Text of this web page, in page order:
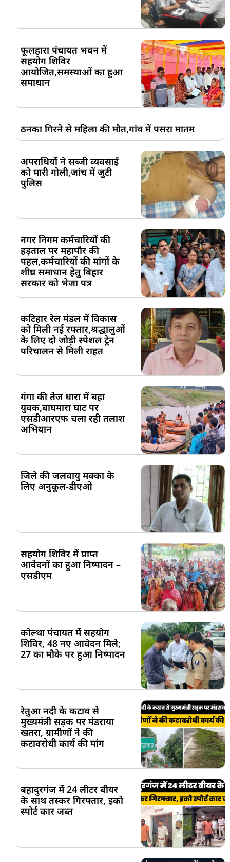
फूलहारा पंचायत भवन में
सहयोग शिविर
आयोजित,समस्याओं का हुआ
समाधान
ठनका गिरने से महिला की मौत,गांव में पसरा मातम
अपराधियों ने सब्जी व्यवसाई
को मारी गोली,जांच में जुटी
पुलिस
नगर निगम कर्मचारियों की
हड़ताल पर महापौर की
पहल,कर्मचारियों की मांगों के
शीघ्र समाधान हेतु बिहार
सरकार को भेजा पत्र
कटिहार रेल मंडल में विकास
को मिली नई रफ्तार,श्रद्धालुओं
के लिए दो जोड़ी स्पेशल ट्रेन
परिचालन से मिली राहत
गंगा की तेज धारा में बहा
युवक,बाघमारा घाट पर
एसडीआरएफ चला रही तलाश
अभियान
जिले की जलवायु मक्का के
लिए अनुकूल-डीएओ
सहयोग शिविर में प्राप्त
आवेदनों का हुआ निष्पादन –
एसडीएम
कोल्था पंचायत में सहयोग
शिविर, 48 नए आवेदन मिले;
27 का मौके पर हुआ निष्पादन
रेतुआ नदी के कटाव से
मुख्यमंत्री सड़क पर मंडराया
खतरा, ग्रामीणों ने की
कटावरोधी कार्य की मांग
बहादुरगंज में 24 लीटर बीयर
के साथ तस्कर गिरफ्तार, इको
स्पोर्ट कार जब्त